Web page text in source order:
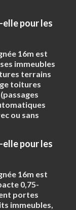
elle pour les
16m est
immeubles
terrains
toitures
ou sans
elle pour les
16m est
0,75-
portes
immeubles,